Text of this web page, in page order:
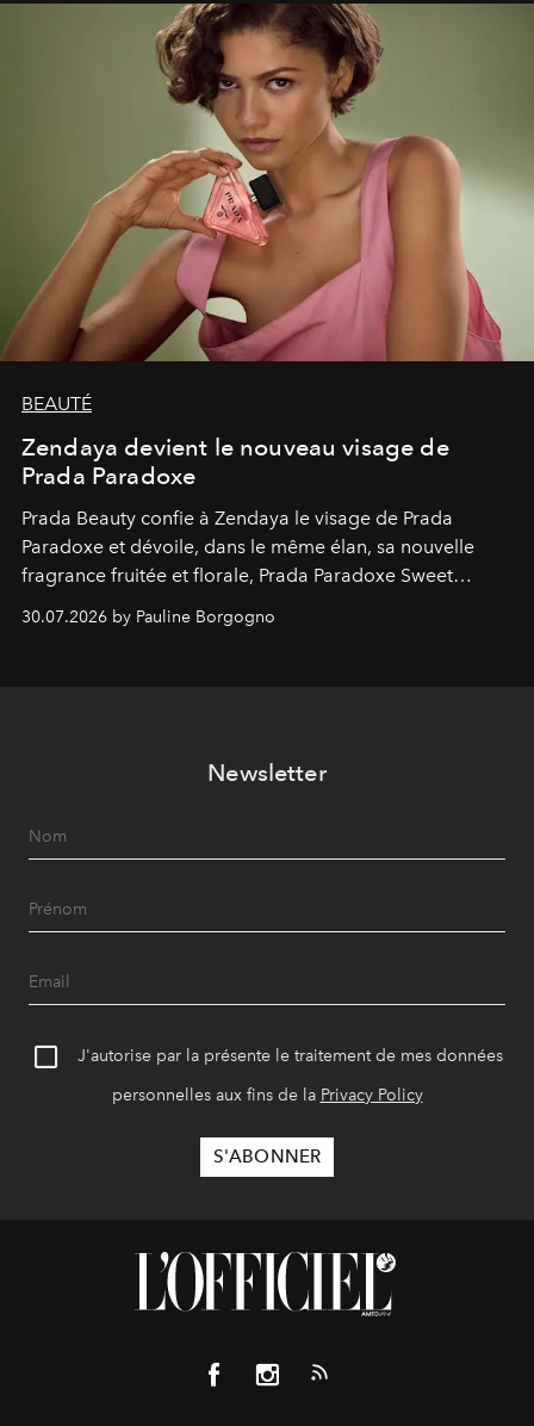
émerveillement.
BEAUTÉ
Zendaya devient le nouveau visage de
Prada Paradoxe
Prada Beauty confie à Zendaya le visage de Prada
Paradoxe et dévoile, dans le même élan, sa nouvelle
fragrance fruitée et florale, Prada Paradoxe Sweet
30.07.2026 by Pauline Borgogno
Newsletter
J'autorise par la présente le traitement de mes données
personnelles aux fins de la Privacy Policy